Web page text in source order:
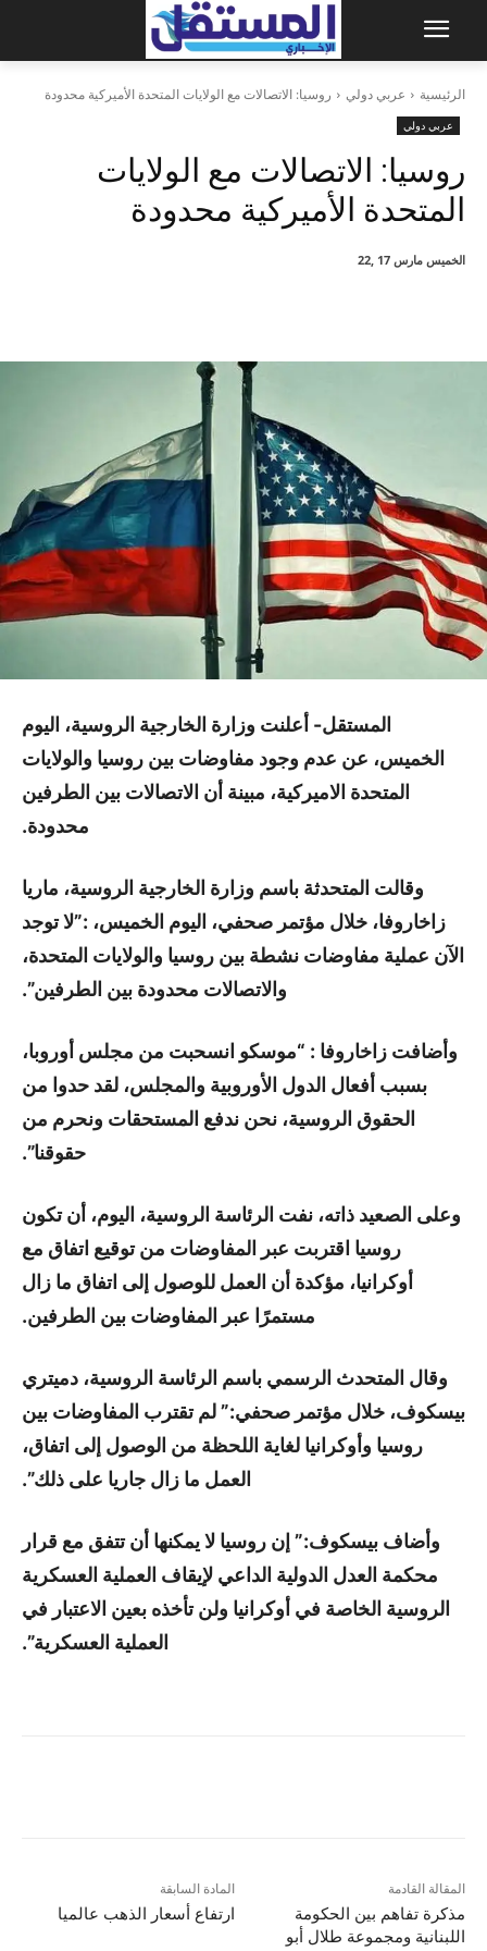
الرئيسية عربي دولي روسيا: الاتصالات مع الولايات المتحدة الأميركية محدودة
عربي دولي
روسيا: الاتصالات مع الولايات
المتحدة الأميركية محدودة
الخميس مارس 17 ,22
المستقل- أعلنت وزارة الخارجية الروسية، اليوم
الخميس، عن عدم وجود مفاوضات بين روسيا والولايات
المتحدة الاميركية، مبينة أن الاتصالات بين الطرفين
محدودة.
وقالت المتحدثة باسم وزارة الخارجية الروسية، ماريا
زاخاروفا، خلال مؤتمر صحفي، اليوم الخميس، :”لا توجد
الآن عملية مفاوضات نشطة بين روسيا والولايات المتحدة،
والاتصالات محدودة بين الطرفين”.
وأضافت زاخاروفا : “موسكو انسحبت من مجلس أوروبا،
بسبب أفعال الدول الأوروبية والمجلس، لقد حدوا من
الحقوق الروسية، نحن ندفع المستحقات ونحرم من
حقوقنا”.
وعلى الصعيد ذاته، نفت الرئاسة الروسية، اليوم، أن تكون
روسيا اقتربت عبر المفاوضات من توقيع اتفاق مع
أوكرانيا، مؤكدة أن العمل للوصول إلى اتفاق ما زال
مستمرًا عبر المفاوضات بين الطرفين.
وقال المتحدث الرسمي باسم الرئاسة الروسية، دميتري
بيسكوف، خلال مؤتمر صحفي:” لم تقترب المفاوضات بين
روسيا وأوكرانيا لغاية اللحظة من الوصول إلى اتفاق،
العمل ما زال جاريا على ذلك”.
وأضاف بيسكوف:” إن روسيا لا يمكنها أن تتفق مع قرار
محكمة العدل الدولية الداعي لإيقاف العملية العسكرية
الروسية الخاصة في أوكرانيا ولن تأخذه بعين الاعتبار في
العملية العسكرية”.
المادة السابقة
ارتفاع أسعار الذهب عالميا
المقالة القادمة
مذكرة تفاهم بين الحكومة
اللبنانية ومجموعة طلال أبو